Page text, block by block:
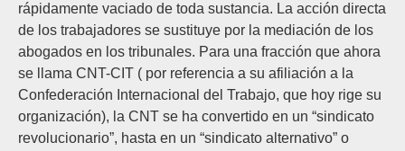
rápidamente vaciado de toda sustancia. La acción directa
de los trabajadores se sustituye por la mediación de los
abogados en los tribunales. Para una fracción que ahora
se llama CNT-CIT ( por referencia a su afiliación a la
Confederación Internacional del Trabajo, que hoy rige su
organización), la CNT se ha convertido en un “sindicato
revolucionario”, hasta en un “sindicato alternativo” o